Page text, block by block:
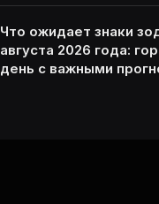
Что ожидает знаки
августа 2026 года:
день с важными